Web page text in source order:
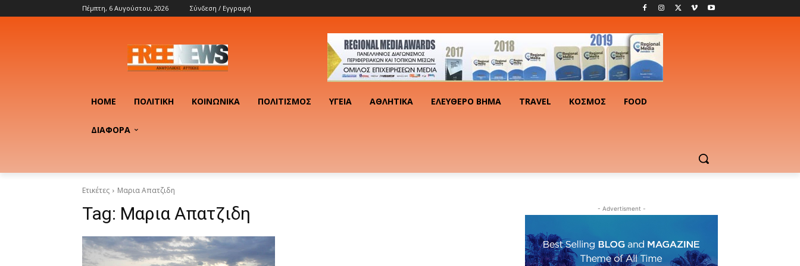
Πέμπτη, 6 Αυγούστου, 2026 Σύνδεση / Εγγραφή
HOME ΠΟΛΙΤΙΚΉ ΚΟΙΝΩΝΙΚΆ ΠΟΛΙΤΙΣΜΌΣ ΥΓΕΊΑ ΑΘΛΗΤΙΚΆ ΕΛΕΎΘΕΡΟ ΒΉΜΑ TRAVEL ΚΟΣΜΟΣ FOOD
ΔΙΑΦΟΡΑ
Ετικέτες Μαρια Απατζιδη
Tag: Μαρια Απατζιδη - Advertisment -